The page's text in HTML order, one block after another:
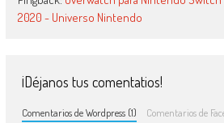
2020 - Universo Nintendo
¡Déjanos tus comentatios!
Comentarios de Wordpress (1) Comentarios de